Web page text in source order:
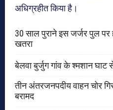
अधिग्रहीत किया है।
30 साल पुराने इस जर्जर पुल पर
खतरा
बेलवा बुर्जुग गांव के श्मशान
तीन अंतरजनपदीय वाहन चोर
बरामद